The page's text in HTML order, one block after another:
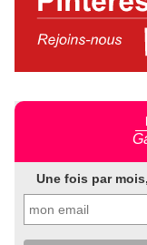
Une fois par